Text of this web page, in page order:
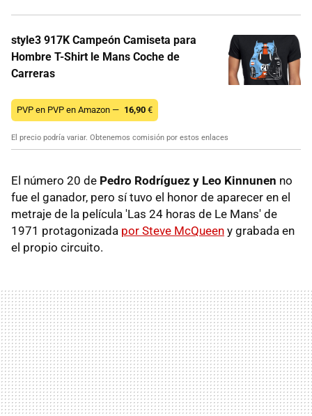
style3 917K Campeón Camiseta para
Hombre T-Shirt le Mans Coche de
Carreras
PVP en PVP en Amazon — 16,90 €
El precio podría variar. Obtenemos comisión por estos enlaces
El número 20 de Pedro Rodríguez y Leo Kinnunen no
fue el ganador, pero sí tuvo el honor de aparecer en el
metraje de la película 'Las 24 horas de Le Mans' de
1971 protagonizada por Steve McQueen y grabada en
el propio circuito.